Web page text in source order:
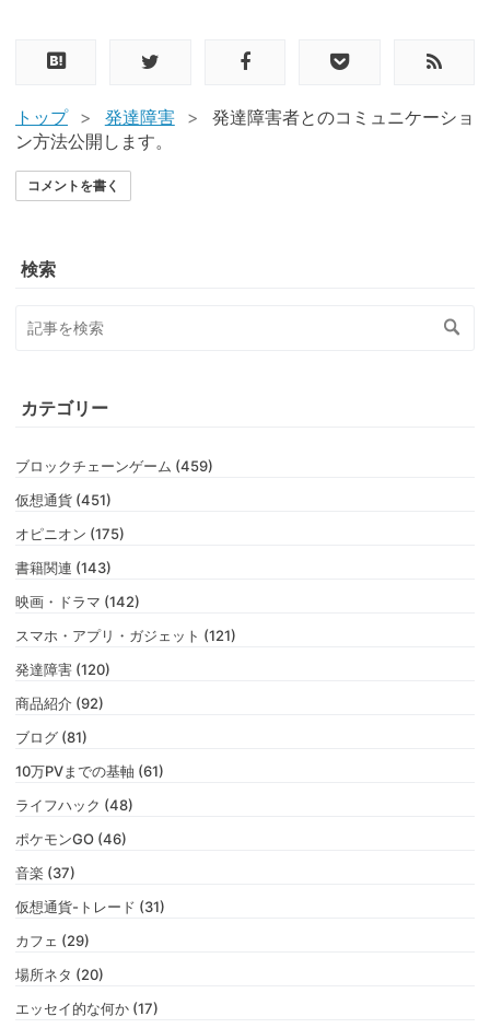
トップ > 発達障害 >
発達障害者とのコミュニケーショ
ン方法公開します。
コメントを書く
検索
カテゴリー
ブロックチェーンゲーム (459)
仮想通貨 (451)
オピニオン (175)
書籍関連 (143)
映画・ドラマ (142)
スマホ・アプリ・ガジェット (121)
発達障害 (120)
商品紹介 (92)
ブログ (81)
10万PVまでの基軸 (61)
ライフハック (48)
ポケモンGO (46)
音楽 (37)
仮想通貨-トレード (31)
カフェ (29)
場所ネタ (20)
エッセイ的な何か (17)